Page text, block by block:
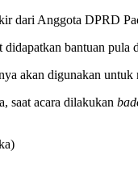
dari Anggota DPRD
bantuan
akan digunakan
saat acara dilakukan